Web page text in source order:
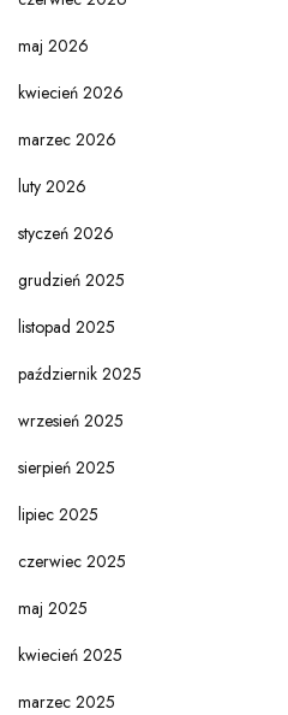
maj 2026
kwiecień 2026
marzec 2026
luty 2026
styczeń 2026
grudzień 2025
listopad 2025
październik 2025
wrzesień 2025
sierpień 2025
lipiec 2025
czerwiec 2025
maj 2025
kwiecień 2025
marzec 2025